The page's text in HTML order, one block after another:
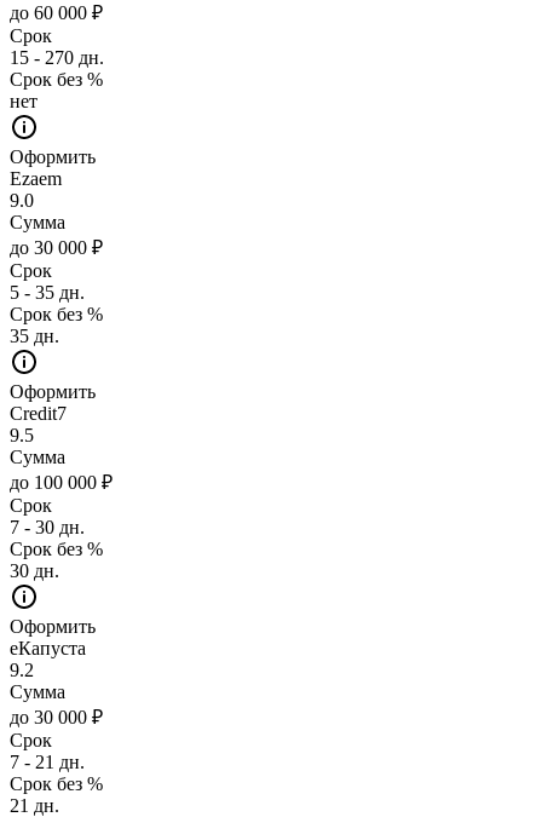
до 60 000 ₽
Срок
15 - 270 дн.
Срок без %
нет
Оформить
Ezaem
9.0
Сумма
до 30 000 ₽
Срок
5 - 35 дн.
Срок без %
35 дн.
Оформить
Credit7
9.5
Сумма
до 100 000 ₽
Срок
7 - 30 дн.
Срок без %
30 дн.
Оформить
еКапуста
9.2
Сумма
до 30 000 ₽
Срок
7 - 21 дн.
Срок без %
21 дн.